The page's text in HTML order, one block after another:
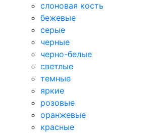
слоновая кость
бежевые
серые
черные
черно-белые
светлые
темные
яркие
розовые
оранжевые
красные